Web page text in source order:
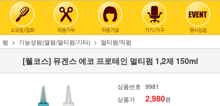
펌 기능성펌(열펌/멀티펌/기타) 멀티펌/직펌
[웰코스] 뮤겐스 에코 프로테인 멀티펌 1,2제 150ml
상품번호 9981
상품가
2,980원